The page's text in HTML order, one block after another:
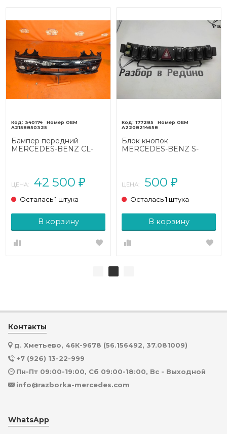
340174
A2158850325
Бампер передний
MERCEDES-BENZ CL-
ЦЕНА: 42 500 ₽
Осталась 1 штука
В корзину
177285
A2208214658
Блок кнопок
MERCEDES-BENZ S-
ЦЕНА: 500 ₽
Осталась 1 штука
В корзину
Контакты
д. Хметьево, 46К-9678 (56.156492, 37.081009)
+7 (926) 13-22-999
Пн-Пт 09:00-19:00, Сб 09:00-18:00, Вс - Выходной
info@razborka-mercedes.com
WhatsApp